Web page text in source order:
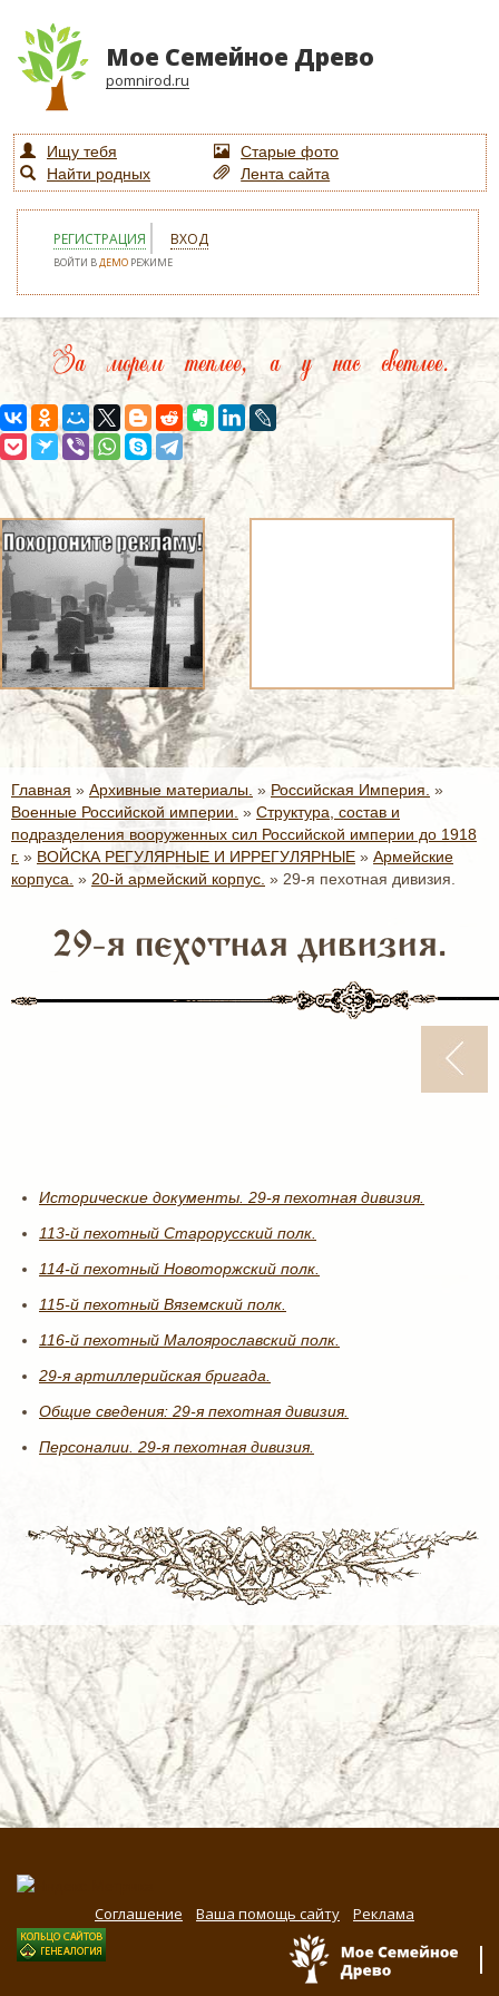
Мое Семейное Древо
pomnirod.ru
Ищу тебя
Старые фото
Найти родных
Лента сайта
РЕГИСТРАЦИЯ ВХОД
ВОЙТИ ВДЕМО РЕЖИМЕ
За морем теплее, а у нас светлее.
Главная » Архивные материалы. » Российская Империя. »
Военные Российской империи. » Структура, состав и
подразделения вооруженных сил Российской империи до 1918
г. » ВОЙСКА РЕГУЛЯРНЫЕ И ИРРЕГУЛЯРНЫЕ » Армейские
корпуса. » 20-й армейский корпус. » 29-я пехотная дивизия.
29-я пехотная дивизия.
Исторические документы. 29-я пехотная дивизия.
113-й пехотный Старорусский полк.
114-й пехотный Новоторжский полк.
115-й пехотный Вяземский полк.
116-й пехотный Малоярославский полк.
29-я артиллерийская бригада.
Общие сведения: 29-я пехотная дивизия.
Персоналии. 29-я пехотная дивизия.
Соглашение Ваша помощь сайту Реклама